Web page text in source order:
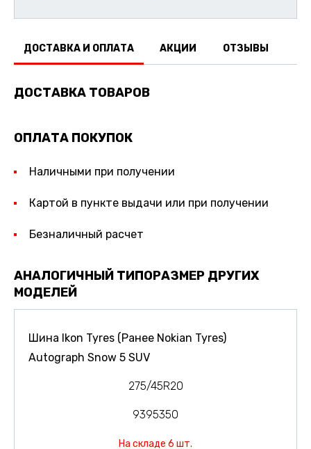
ДОСТАВКА И ОПЛАТА АКЦИИ ОТЗЫВЫ
ДОСТАВКА ТОВАРОВ
ОПЛАТА ПОКУПОК
Наличными при получении
Картой в пункте выдачи или при получении
Безналичный расчет
АНАЛОГИЧНЫЙ ТИПОРАЗМЕР ДРУГИХ
МОДЕЛЕЙ
Шина Ikon Tyres (Ранее Nokian Tyres)
Autograph Snow 5 SUV
275/45R20
9395350
На складе 6 шт.